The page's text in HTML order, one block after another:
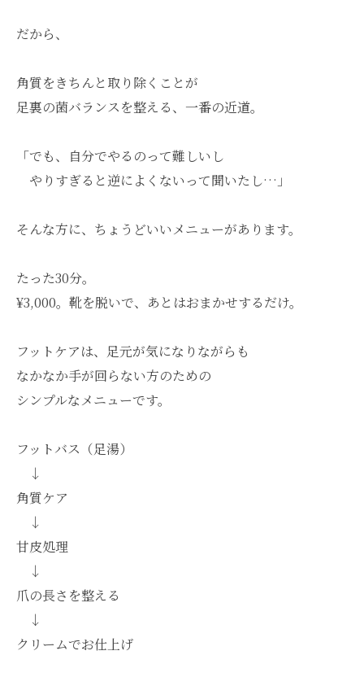
だから、
角質をきちんと取り除くことが
足裏の菌バランスを整える、一番の近道。
「でも、自分でやるのって難しいし
やりすぎると逆によくないって聞いたし…」
そんな方に、ちょうどいいメニューがあります。
たった30分。
¥3,000。靴を脱いで、あとはおまかせするだけ。
フットケアは、足元が気になりながらも
なかなか手が回らない方のための
シンプルなメニューです。
フットバス（足湯）
↓
角質ケア
↓
甘皮処理
↓
爪の長さを整える
↓
クリームでお仕上げ